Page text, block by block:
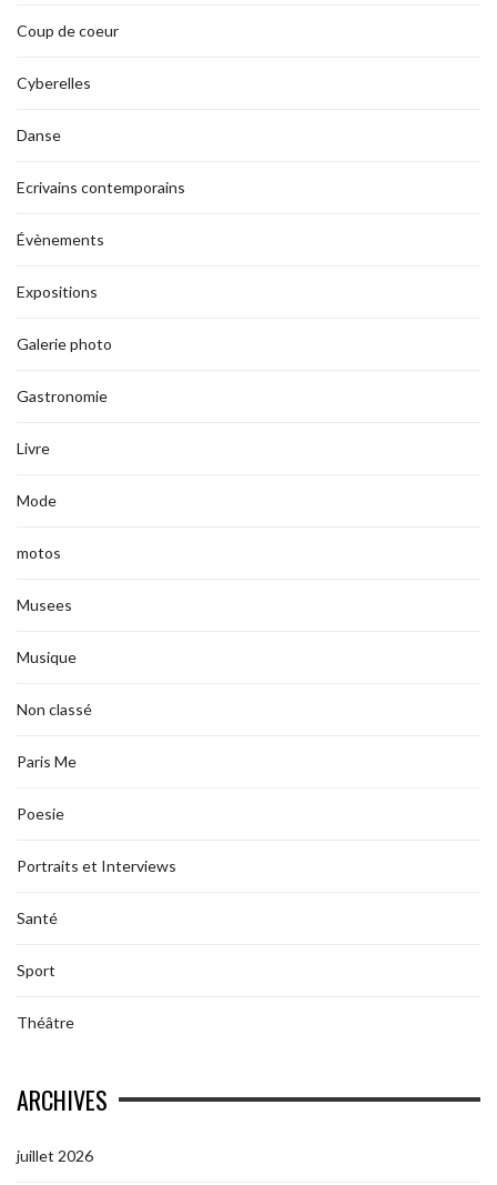
Coup de coeur
Cyberelles
Danse
Ecrivains contemporains
Évènements
Expositions
Galerie photo
Gastronomie
Livre
Mode
motos
Musees
Musique
Non classé
Paris Me
Poesie
Portraits et Interviews
Santé
Sport
Théâtre
ARCHIVES
juillet 2026